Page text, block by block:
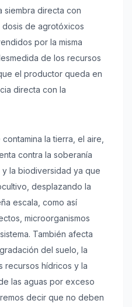
siembra directa con
dosis de agrotóxicos
por la misma
de los recursos
el productor queda en
directa con la
la tierra, el aire,
contra la soberanía
la biodiversidad ya que
desplazando la
escala, como así
microorganismos
También afecta
del suelo, la
recursos hídricos y la
las aguas por exceso
decir que no deben